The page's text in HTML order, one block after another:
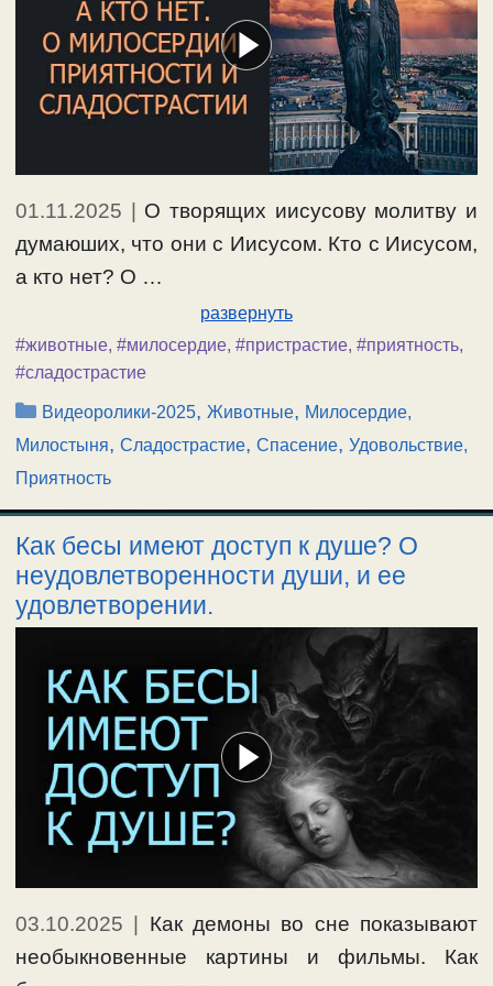
01.11.2025
О творящих иисусову молитву и
думаюших, что они с Иисусом. Кто с Иисусом,
а кто нет? О …
развернуть
#животные, #милосердие, #пристрастие, #приятность,
#сладострастие
Рубрики
Видеоролики-2025,Животные, Милосердие,
Милостыня, Сладострастие, Спасение, Удовольствие,
Приятность
Как бесы имеют доступ к душе? О
неудовлетворенности души, и ее
удовлетворении.
03.10.2025
Как демоны во сне показывают
необыкновенные картины и фильмы. Как